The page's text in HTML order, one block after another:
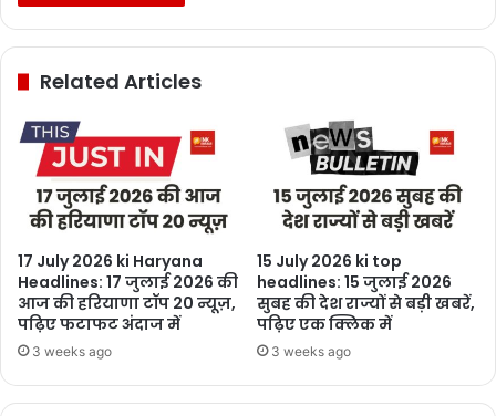
Related Articles
17 July 2026 ki Haryana
Headlines: 17 जुलाई 2026 की
आज की हरियाणा टॉप 20 न्यूज़,
पढ़िए फटाफट अंदाज में
3 weeks ago
15 July 2026 ki top
headlines: 15 जुलाई 2026
सुबह की देश राज्यों से बड़ी खबरें,
पढ़िए एक क्लिक में
3 weeks ago